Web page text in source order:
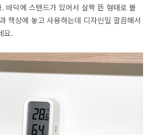
바닥에 스텐드가 있어서 살짝 뜬 형태로 볼
책상에 놓고 사용하는데 디자인일 깔끔해서
요.